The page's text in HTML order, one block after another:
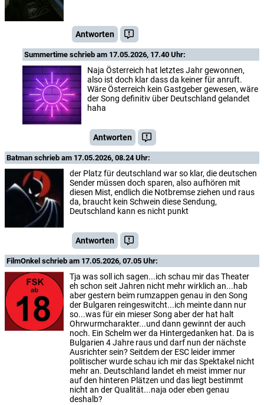
Antworten
Summertime schrieb am 17.05.2026, 17.40 Uhr:
Naja Österreich hat letztes Jahr gewonnen,
also ist doch klar dass da keiner für anruft.
Wäre Österreich kein Gastgeber gewesen, wäre
der Song definitiv über Deutschland gelandet
haha
Antworten
Batman schrieb am 17.05.2026, 08.24 Uhr:
der Platz für deutschland war so klar, die deutschen
Sender müssen doch sparen, also aufhören mit
diesen Mist, endlich die Notbremse ziehen und raus
da, braucht kein Schwein diese Sendung,
Deutschland kann es nicht punkt
Antworten
FilmOnkel schrieb am 17.05.2026, 07.05 Uhr:
Tja was soll ich sagen...ich schau mir das Theater
eh schon seit Jahren nicht mehr wirklich an...hab
aber gestern beim rumzappen genau in den Song
der Bulgaren reingeswitcht...ich meinte dann nur
so...was für ein mieser Song aber der hat halt
Ohrwurmcharakter...und dann gewinnt der auch
noch. Ein Schelm wer da Hintergedanken hat. Da is
Bulgarien 4 Jahre raus und darf nun der nächste
Ausrichter sein? Seitdem der ESC leider immer
politischer wurde schau ich mir das Spektakel nicht
mehr an. Deutschland landet eh meist immer nur
auf den hinteren Plätzen und das liegt bestimmt
nicht an der Qualität...naja oder eben genau
deshalb?